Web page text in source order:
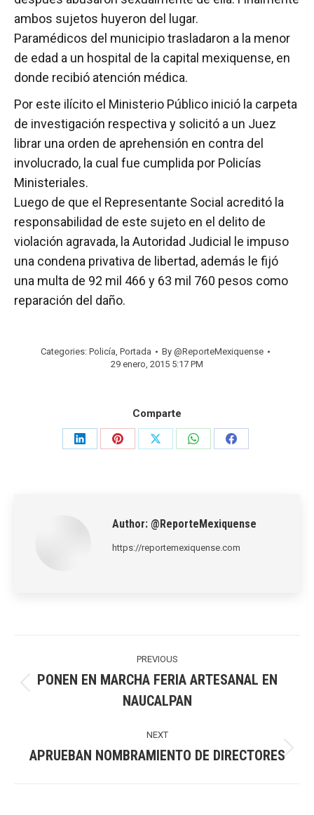
ambos sujetos huyeron del lugar.
Paramédicos del municipio trasladaron a la menor
de edad a un hospital de la capital mexiquense, en
donde recibió atención médica.
Por este ilícito el Ministerio Público inició la carpeta
de investigación respectiva y solicitó a un Juez
librar una orden de aprehensión en contra del
involucrado, la cual fue cumplida por Policías
Ministeriales.
Luego de que el Representante Social acreditó la
responsabilidad de este sujeto en el delito de
violación agravada, la Autoridad Judicial le impuso
una condena privativa de libertad, además le fijó
una multa de 92 mil 466 y 63 mil 760 pesos como
reparación del daño.
Categories: Policía, Portada By @ReporteMexiquense
29 enero, 2015 5:17 PM
Comparte
Share
Share
Share
Share
Share
Author: @ReporteMexiquense
https://reportemexiquense.com
PREVIOUS
post:
PONEN EN MARCHA FERIA ARTESANAL EN
NAUCALPAN
NEXT
Next
APRUEBAN NOMBRAMIENTO DE DIRECTORES